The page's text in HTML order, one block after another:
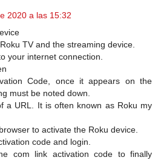
2020 a las 15:32
TV and the streaming device.
your internet connection.
Code, once it appears on the
must be noted down.
a URL. It is often known as Roku my
to activate the Roku device.
code and login.
com link activation code to finally